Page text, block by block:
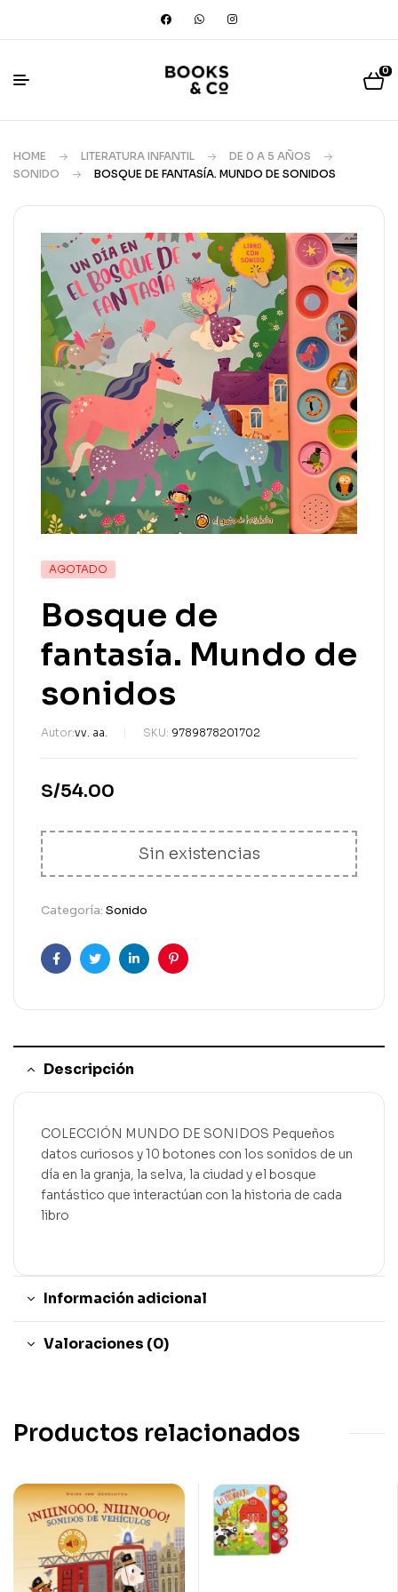
0
HOME LITERATURA INFANTIL
DE 0 A 5 AÑOS
SONIDO
BOSQUE DE FANTASÍA. MUNDO DE SONIDOS
AGOTADO
Bosque de
fantasía. Mundo de
sonidos
Autor:vv. aa. SKU: 9789878201702
S/54.00
Sin existencias
Categoría: Sonido
FacebookGorjeoLinkedInPinterest
Descripción
COLECCIÓN MUNDO DE SONIDOS Pequeños
datos curiosos y 10 botones con los sonidos de un
día en la granja, la selva, la ciudad y el bosque
fantástico que interactúan con la historia de cada
libro
Información adicional
Valoraciones (0)
Productos relacionados